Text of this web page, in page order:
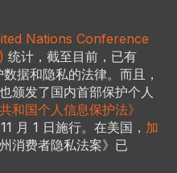
Nations Conference
统计，截至目前，已有
据和隐私的法律。而且，
颁发了国内首部保护个人
和国个人信息保护法》
月 1 日施行。在美国， 加
消费者隐私法案》已